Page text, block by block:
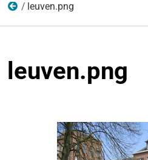
immagini
leuven.png
leuven.png